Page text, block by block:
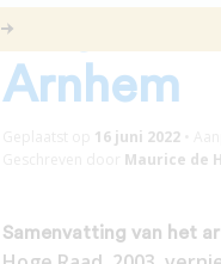
Hoge
Arnhem
16 juni 2022•
Maurice de
Samenvatting van het